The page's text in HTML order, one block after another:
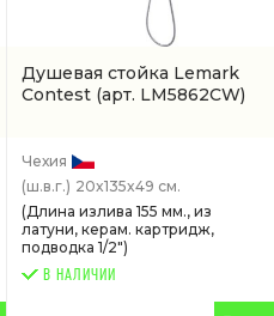
Душевая стойка Lemark
Contest (арт. LM5862CW)
Чехия
(ш.в.г.) 20x135x49 см.
(Длина излива 155 мм., из
латуни, керам. картридж,
подводка 1/2")
В НАЛИЧИИ